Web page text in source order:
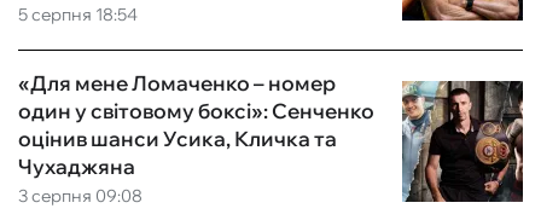
5 серпня 18:54
3 серпня 09:08
«Для мене Ломаченко – номер
один у світовому боксі»: Сенченко
оцінив шанси Усика, Кличка та
Чухаджяна